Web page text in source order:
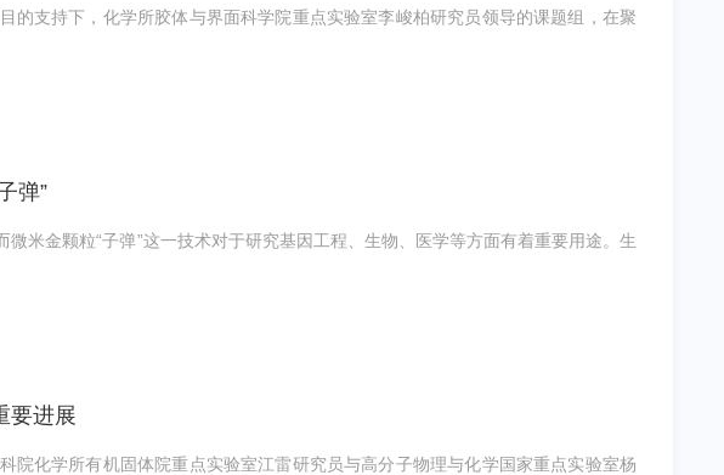
的支持下，化学所胶体与界面科学院重点实验室李峻柏研究员领导的课题组，在聚
弹”
米金颗粒“子弹”这一技术对于研究基因工程、生物、医学等方面有着重要用途。生
要进展
院化学所有机固体院重点实验室江雷研究员与高分子物理与化学国家重点实验室杨